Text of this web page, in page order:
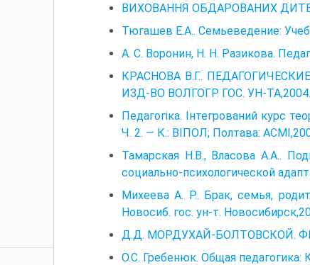
ВИХОВАННЯ ОБДАРОВАНИХ
Тюгашев Е.А.. Семьеведение:
А. С. Воронин, Н. Н. Разикова.
КРАСНОВА В.Г..
ИЗД-ВО ВОЛГОГР. ГОС. УН-ТА,2004.
Педагогіка. Інтегрований курс
Ч. 2. — К.: ВІПОЛ; Полтава:
Тамарская Н.В., Власова А.А..
социально-психологической
Михеева А. Р.. Брак, семья,
Новосиб. гос. ун-т.
Д.Д. МОРДУХАЙ-БОЛТОВСКОЙ.
О.С. Гребенюк. Общая педагогика: